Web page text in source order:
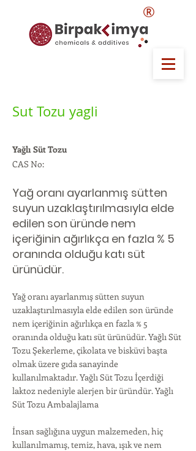
®
Sut Tozu yagli
Yağlı Süt Tozu
CAS No:
Yağ oranı ayarlanmış sütten
suyun uzaklaştırılmasıyla elde
edilen son üründe nem
içeriğinin ağırlıkça en fazla % 5
oranında olduğu katı süt
ürünüdür.
Yağ oranı ayarlanmış sütten suyun
uzaklaştırılmasıyla elde edilen son üründe
nem içeriğinin ağırlıkça en fazla % 5
oranında olduğu katı süt ürünüdür. Yağlı Süt
Tozu Şekerleme, çikolata ve bisküvi başta
olmak üzere gıda sanayinde
kullanılmaktadır. Yağlı Süt Tozu İçerdiği
laktoz nedeniyle alerjen bir üründür. Yağlı
Süt Tozu Ambalajlama
İnsan sağlığına uygun malzemeden, hiç
kullanılmamış, temiz, hava, ışık ve nem